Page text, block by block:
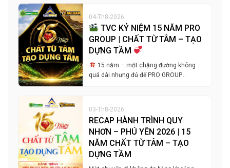
04-Th8-2026
TVC KỶ NIỆM 15 NĂM PRO
GROUP | CHẤT TỪ TÂM – TẠO
DỰNG TẦM
15 năm – một chặng đường không
quá dài nhưng đủ để PRO GROUP…
03-Th8-2026
RECAP HÀNH TRÌNH QUY
NHƠN – PHÚ YÊN 2026 | 15
NĂM CHẤT TỪ TÂM – TẠO
DỰNG TẦM